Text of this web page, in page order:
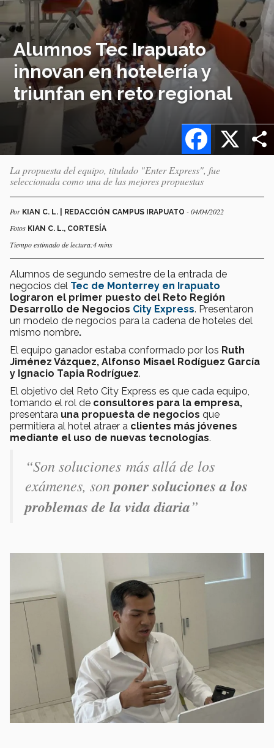
Alumnos Tec Irapuato
innovan en hotelería y
triunfan en reto regional
X
Facebook
La propuesta del equipo, titulado "Enter Express", fue
seleccionada como una de las mejores propuestas
Por KIAN C. L. | REDACCIÓN CAMPUS IRAPUATO - 04/04/2022
Fotos KIAN C. L., CORTESÍA
Tiempo estimado de lectura:4 mins
Alumnos de segundo semestre de la entrada de
negocios del Tec de Monterrey en Irapuato
lograron el primer puesto del Reto Región
Desarrollo de Negocios City Express. Presentaron
un modelo de negocios para la cadena de hoteles del
mismo nombre.
El equipo ganador estaba conformado por los Ruth
Jiménez Vázquez, Alfonso Misael Rodíguez García
y Ignacio Tapia Rodríguez.
El objetivo del Reto City Express es que cada equipo,
tomando el rol de consultores para la empresa,
presentara una propuesta de negocios que
permitiera al hotel atraer a clientes más jóvenes
mediante el uso de nuevas tecnologías.
“Son soluciones más allá de los
exámenes, son poner soluciones a los
problemas de la vida diaria”